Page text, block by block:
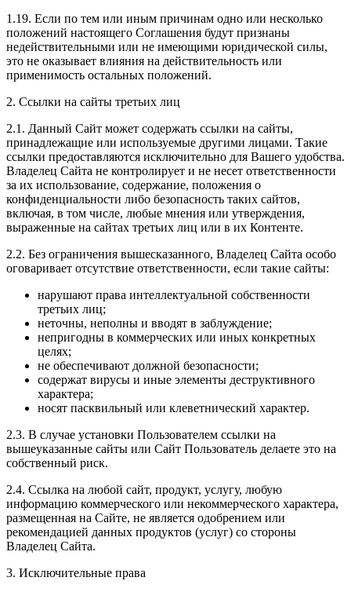
1.19. Если по тем или иным причинам одно или несколько
положений настоящего Соглашения будут признаны
недействительными или не имеющими юридической силы,
это не оказывает влияния на действительность или
применимость остальных положений.
2. Ссылки на сайты третьих лиц
2.1. Данный Сайт может содержать ссылки на сайты,
принадлежащие или используемые другими лицами. Такие
ссылки предоставляются исключительно для Вашего удобства.
Владелец Сайта не контролирует и не несет ответственности
за их использование, содержание, положения о
конфиденциальности либо безопасность таких сайтов,
включая, в том числе, любые мнения или утверждения,
выраженные на сайтах третьих лиц или в их Контенте.
2.2. Без ограничения вышесказанного, Владелец Сайта особо
оговаривает отсутствие ответственности, если такие сайты:
нарушают права интеллектуальной собственности
третьих лиц;
неточны, неполны и вводят в заблуждение;
непригодны в коммерческих или иных конкретных
целях;
не обеспечивают должной безопасности;
содержат вирусы и иные элементы деструктивного
характера;
носят пасквильный или клеветнический характер.
2.3. В случае установки Пользователем ссылки на
вышеуказанные сайты или Сайт Пользователь делаете это на
собственный риск.
2.4. Ссылка на любой сайт, продукт, услугу, любую
информацию коммерческого или некоммерческого характера,
размещенная на Сайте, не является одобрением или
рекомендацией данных продуктов (услуг) со стороны
Владелец Сайта.
3. Исключительные права